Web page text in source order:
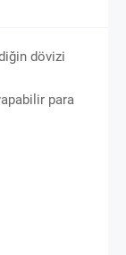
dövizi
para